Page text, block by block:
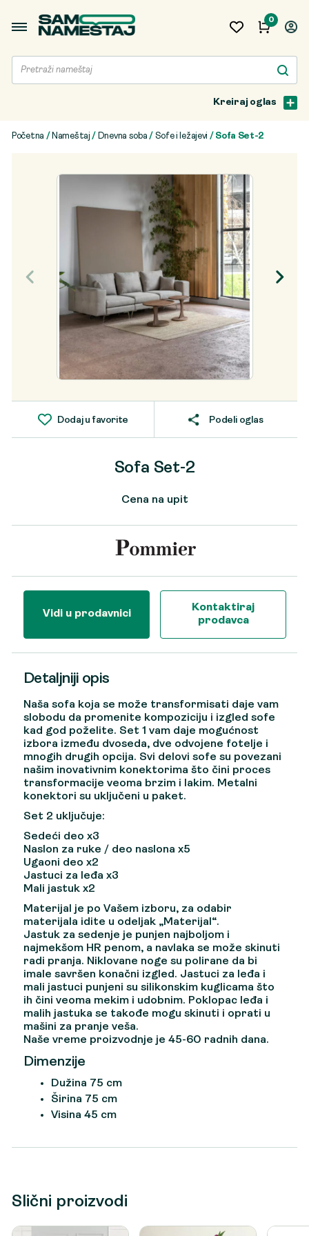
0
Kreiraj oglas
Početna / Nameštaj / Dnevna soba / Sofe i ležajevi / Sofa Set-2
Dodaj u favorite Podeli oglas
Sofa Set-2
Cena na upit
Vidi u prodavnici
Kontaktiraj
prodavca
Detaljniji opis
Naša sofa koja se može transformisati daje vam
slobodu da promenite kompoziciju i izgled sofe
kad god poželite. Set 1 vam daje mogućnost
izbora između dvoseda, dve odvojene fotelje i
mnogih drugih opcija. Svi delovi sofe su povezani
našim inovativnim konektorima što čini proces
transformacije veoma brzim i lakim. Metalni
konektori su uključeni u paket.
Set 2 uključuje:
Sedeći deo x3
Naslon za ruke / deo naslona x5
Ugaoni deo x2
Jastuci za leđa x3
Mali jastuk x2
Materijal je po Vašem izboru, za odabir
materijala idite u odeljak „Materijal“.
Jastuk za sedenje je punjen najboljom i
najmekšom HR penom, a navlaka se može skinuti
radi pranja. Niklovane noge su polirane da bi
imale savršen konačni izgled. Jastuci za leđa i
mali jastuci punjeni su silikonskim kuglicama što
ih čini veoma mekim i udobnim. Poklopac leđa i
malih jastuka se takođe mogu skinuti i oprati u
mašini za pranje veša.
Naše vreme proizvodnje je 45-60 radnih dana.
Dimenzije
Dužina 75 cm
Širina 75 cm
Visina 45 cm
Slični proizvodi